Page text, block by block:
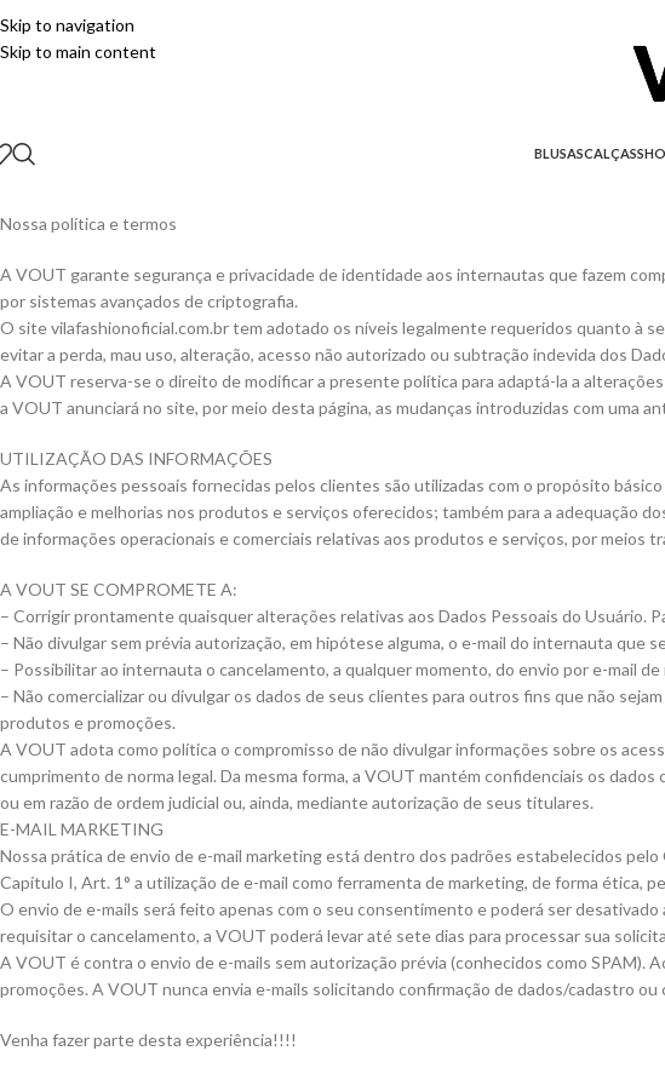
Skip to navigation
Skip to main content
BLUSASCALÇAS
Nossa política e termos
A VOUT garante segurança e privacidade de identidade aos internautas que fazem
por sistemas avançados de criptografia.
O site vilafashionoficial.com.br tem adotado os níveis legalmente requeridos quanto à
evitar a perda, mau uso, alteração, acesso não autorizado ou subtração indevida dos
A VOUT reserva-se o direito de modificar a presente política para adaptá-la a
a VOUT anunciará no site, por meio desta página, as mudanças introduzidas com uma
UTILIZAÇÃO DAS INFORMAÇÕES
As informações pessoais fornecidas pelos clientes são utilizadas com o propósito
ampliação e melhorias nos produtos e serviços oferecidos; também para a adequação
de informações operacionais e comerciais relativas aos produtos e serviços, por meios
A VOUT SE COMPROMETE A:
– Corrigir prontamente quaisquer alterações relativas aos Dados Pessoais do Usuário.
– Não divulgar sem prévia autorização, em hipótese alguma, o e-mail do internauta
– Possibilitar ao internauta o cancelamento, a qualquer momento, do envio por e-mail
– Não comercializar ou divulgar os dados de seus clientes para outros fins que não sejam
produtos e promoções.
A VOUT adota como política o compromisso de não divulgar informações sobre os
cumprimento de norma legal. Da mesma forma, a VOUT mantém confidenciais os dados
ou em razão de ordem judicial ou, ainda, mediante autorização de seus titulares.
E-MAIL MARKETING
Nossa prática de envio de e-mail marketing está dentro dos padrões estabelecidos
Capítulo I, Art. 1° a utilização de e-mail como ferramenta de marketing, de forma ética,
O envio de e-mails será feito apenas com o seu consentimento e poderá ser
requisitar o cancelamento, a VOUT poderá levar até sete dias para processar sua
A VOUT é contra o envio de e-mails sem autorização prévia (conhecidos como
promoções. A VOUT nunca envia e-mails solicitando confirmação de dados/cadastro
Venha fazer parte desta experiência!!!!